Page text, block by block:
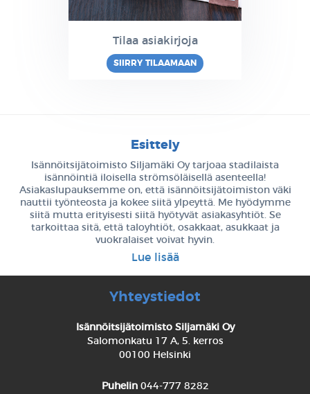
Tilaa asiakirjoja
SIIRRY TILAAMAAN
Esittely
Isännöitsijätoimisto Siljamäki Oy tarjoaa stadilaista
isännöintiä iloisella strömsöläisellä asenteella!
Asiakaslupauksemme on, että isännöitsijätoimiston väki
nauttii työnteosta ja kokee siitä ylpeyttä. Me hyödymme
siitä mutta erityisesti siitä hyötyvät asiakasyhtiöt. Se
tarkoittaa sitä, että taloyhtiöt, osakkaat, asukkaat ja
vuokralaiset voivat hyvin.
Lue lisää
Yhteystiedot
Isännöitsijätoimisto Siljamäki Oy
Salomonkatu 17 A, 5. kerros
00100 Helsinki
Puhelin 044-777 8282